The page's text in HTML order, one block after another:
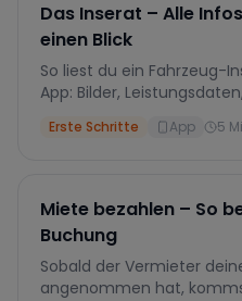
Das Inserat – Alle
einen Blick
So liest du ein Fahrzeug-
App: Bilder,
Buchungsanfrage.
Erste Schritte App 5
Miete bezahlen – So
Buchung
Sobald der Vermieter
angenommen hat,